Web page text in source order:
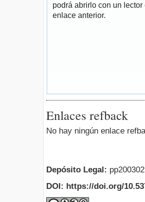
podrá abrirlo con un
enlace anterior.
Enlaces refback
No hay ningún enlace
Depósito Legal:
DOI: https://doi.org/